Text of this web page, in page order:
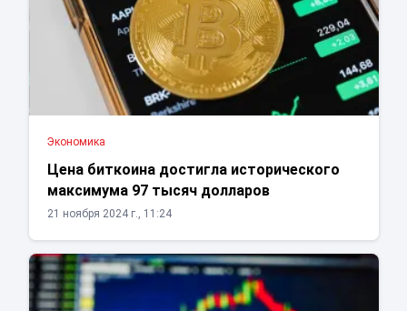
Экономика
Цена биткоина достигла исторического
максимума 97 тысяч долларов
21 ноября 2024 г., 11:24